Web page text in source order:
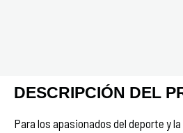
DESCRIPCIÓN DEL
Para los apasionados del deporte y